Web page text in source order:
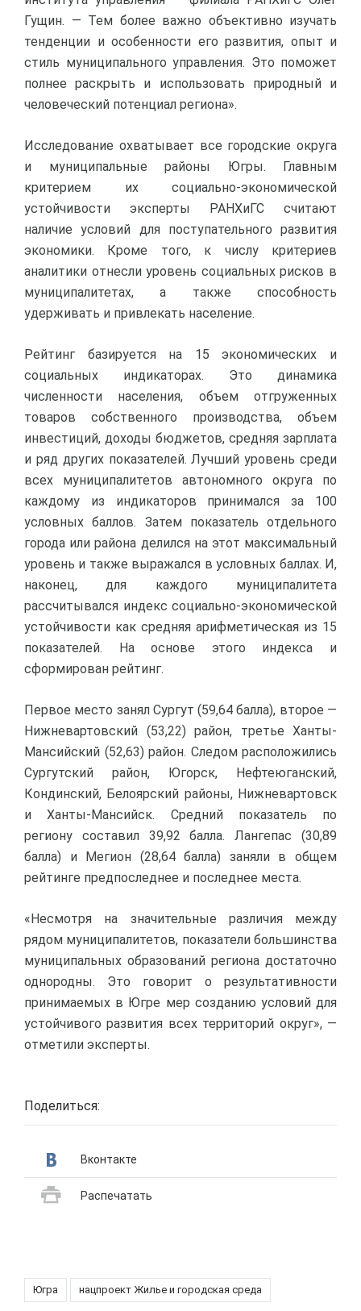
Гущин. — Тем более важно объективно изучать
тенденции и особенности его развития, опыт и
стиль муниципального управления. Это поможет
полнее раскрыть и использовать природный и
человеческий потенциал региона».
Исследование охватывает все городские округа
и муниципальные районы Югры. Главным
критерием их социально-экономической
устойчивости эксперты РАНХиГС считают
наличие условий для поступательного развития
экономики. Кроме того, к числу критериев
аналитики отнесли уровень социальных рисков в
муниципалитетах, а также способность
удерживать и привлекать население.
Рейтинг базируется на 15 экономических и
социальных индикаторах. Это динамика
численности населения, объем отгруженных
товаров собственного производства, объем
инвестиций, доходы бюджетов, средняя зарплата
и ряд других показателей. Лучший уровень среди
всех муниципалитетов автономного округа по
каждому из индикаторов принимался за 100
условных баллов. Затем показатель отдельного
города или района делился на этот максимальный
уровень и также выражался в условных баллах. И,
наконец, для каждого муниципалитета
рассчитывался индекс социально-экономической
устойчивости как средняя арифметическая из 15
показателей. На основе этого индекса и
сформирован рейтинг.
Первое место занял Сургут (59,64 балла), второе —
Нижневартовский (53,22) район, третье Ханты-
Мансийский (52,63) район. Следом расположились
Сургутский район, Югорск, Нефтеюганский,
Кондинский, Белоярский районы, Нижневартовск
и Ханты-Мансийск. Средний показатель по
региону составил 39,92 балла. Лангепас (30,89
балла) и Мегион (28,64 балла) заняли в общем
рейтинге предпоследнее и последнее места.
«Несмотря на значительные различия между
рядом муниципалитетов, показатели большинства
муниципальных образований региона достаточно
однородны. Это говорит о результативности
принимаемых в Югре мер созданию условий для
устойчивого развития всех территорий округ», —
отметили эксперты.
Поделиться:
Вконтакте
Распечатать
Югра нацпроект Жилье и городская среда